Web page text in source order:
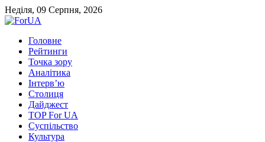
Неділя, 09 Серпня, 2026
Головне
Рейтинги
Точка зору
Аналітика
Інтерв’ю
Столиця
Дайджест
TOP For UA
Суспiльство
Культура